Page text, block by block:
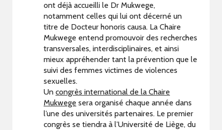
ont déjà accueilli le Dr Mukwege,
notamment celles qui lui ont décerné un
titre de Docteur honoris causa. La Chaire
Mukwege entend promouvoir des recherches
transversales, interdisciplinaires, et ainsi
mieux appréhender tant la prévention que le
suivi des femmes victimes de violences
sexuelles.
Un congrès international de la Chaire
Mukwege sera organisé chaque année dans
l’une des universités partenaires. Le premier
congrès se tiendra à l’Université de Liège, du